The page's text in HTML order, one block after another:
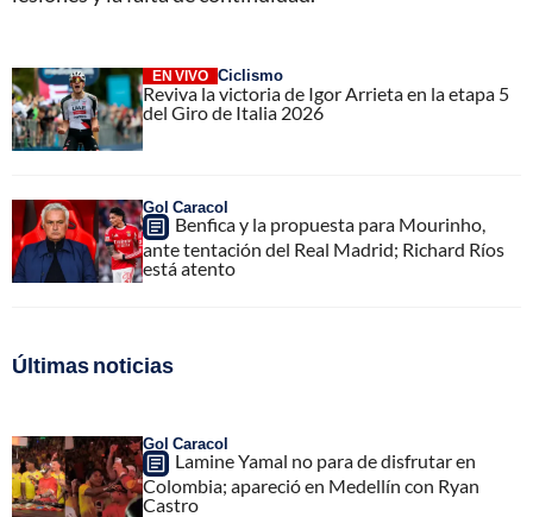
EN VIVO Ciclismo
Reviva la victoria de Igor Arrieta en la etapa 5
del Giro de Italia 2026
Gol Caracol
Benfica y la propuesta para Mourinho,
ante tentación del Real Madrid; Richard Ríos
está atento
Últimas noticias
Gol Caracol
Lamine Yamal no para de disfrutar en
Colombia; apareció en Medellín con Ryan
Castro